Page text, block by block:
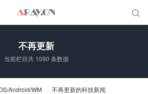

不再更新
当前栏目共 1090 条数据
Android/WM
不再更新的科技新闻